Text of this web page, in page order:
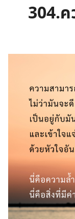
304.